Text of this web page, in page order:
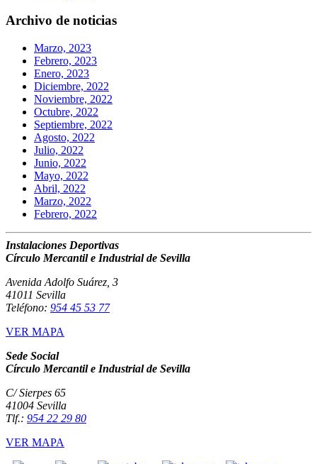
Archivo de noticias
Marzo, 2023
Febrero, 2023
Enero, 2023
Diciembre, 2022
Noviembre, 2022
Octubre, 2022
Septiembre, 2022
Agosto, 2022
Julio, 2022
Junio, 2022
Mayo, 2022
Abril, 2022
Marzo, 2022
Febrero, 2022
Instalaciones Deportivas
Círculo Mercantil e Industrial de Sevilla
Avenida Adolfo Suárez, 3
41011 Sevilla
Teléfono: 954 45 53 77
VER MAPA
Sede Social
Círculo Mercantil e Industrial de Sevilla
C/ Sierpes 65
41004 Sevilla
Tlf.: 954 22 29 80
VER MAPA